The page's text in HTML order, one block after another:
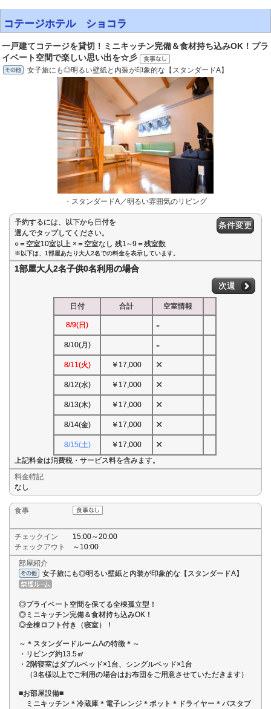
コテージホテル ショコラ
一戸建てコテージを貸切！ミニキッチン完備＆食材持ち込みOK！プラ
イベート空間で楽しい思い出を☆彡
女子旅にも◎明るい壁紙と内装が印象的な【スタンダードA】
・スタンダードA／明るい雰囲気のリビング
予約するには、以下から日付を
選んでタップしてください。
○＝空室10室以上 ×＝空室なし 残1∼9＝残室数
条件変更
※以下は、1部屋あたり大人2名での料金を表示しています。
1部屋大人2名子供0名利用の場合
次週
日付 合計 空室情報
8/9(日) -
8/10(月) -
8/11(火) ￥17,000 ×
8/12(水) ￥17,000 ×
8/13(木) ￥17,000 ×
8/14(金) ￥17,000 ×
8/15(土) ￥17,000 ×
上記料金は消費税・サービス料を含みます。
料金特記
なし
食事
チェックイン
15:00～20:00
チェックアウト
～10:00
部屋紹介
女子旅にも◎明るい壁紙と内装が印象的な【スタンダードA】
◎プライベート空間を保てる全棟孤立型！
◎ミニキッチン完備＆食材持ち込みOK！
◎全棟ロフト付き（寝室）！
～＊スタンダードルームAの特徴＊～
・リビング約13.5㎡
・2階寝室はダブルベッド×1台、シングルベッド×1台
（3名様以上でご利用の場合はお布団をご用意させていただきます）
■お部屋設備■
ミニキッチン＊冷蔵庫＊電子レンジ＊ポット＊ドライヤー＊バスタブ